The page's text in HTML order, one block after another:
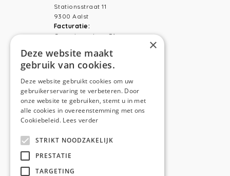
Stationsstraat 11
9300 Aalst
Facturatie:
Capucienenlaan 31
Telefoon:0473 44 56 94
NAVIGATION
Home
Diensten
Realisaties
×
Deze website maakt
gebruik van cookies.
Deze website gebruikt cookies om uw
gebruikerservaring te verbeteren. Door
onze website te gebruiken, stemt u in met
alle cookies in overeenstemming met ons
Cookiebeleid. Lees verder
STRIKT NOODZAKELIJK
PRESTATIE
TARGETING